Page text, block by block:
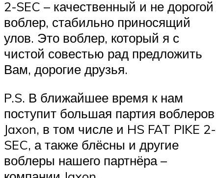
2-SEC – качественный и не дорогой
воблер, стабильно приносящий
улов. Это воблер, который я с
чистой совестью рад предложить
Вам, дорогие друзья.
P.S. В ближайшее время к нам
поступит большая партия воблеров
Jaxon, в том числе и HS FAT PIKE 2-
SEC, а также блёсны и другие
воблеры нашего партнёра –